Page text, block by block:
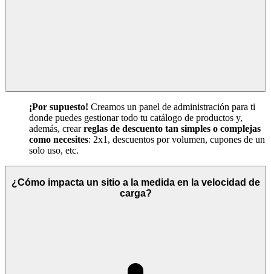
¡Por supuesto! Creamos un panel de administración para ti
donde puedes gestionar todo tu catálogo de productos y,
además, crearreglas de descuento tan simples o complejas
como necesites: 2x1, descuentos por volumen, cupones de un
solo uso, etc.
¿Cómo impacta un sitio a la medida en la velocidad de
carga?